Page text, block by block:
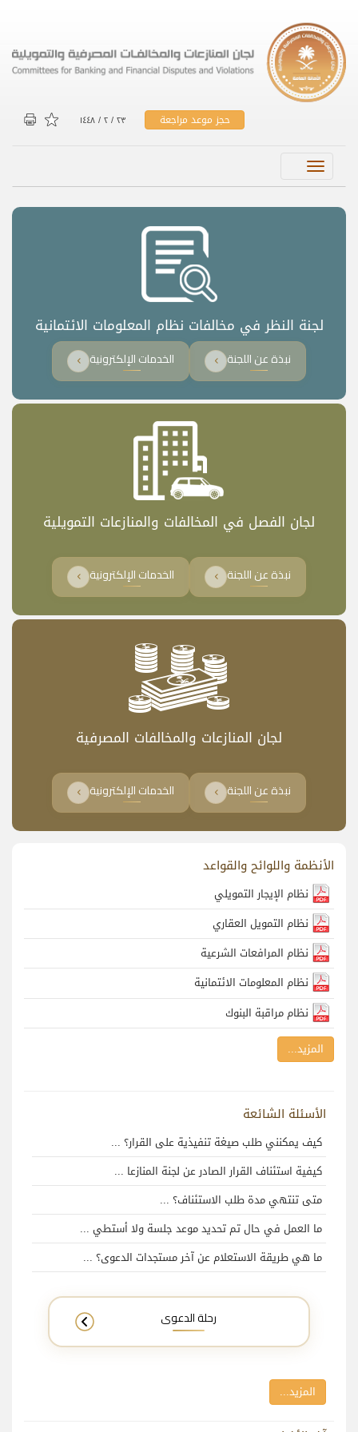
حجز موعد مراجعة ۲۳ / ۲ / ۱٤٤۸
Toggle
​لجنة النظر في مخالفات نظام المعلومات الائتمانية​
نبذة عن اللجنة الخدمات الإلكترونية
​لجان الفصل في المخالفات والمنازعات التمويلية​
نبذة عن اللجنة الخدمات الإلكترونية
​​لجان المنازعات والمخالفات المصرفية​
نبذة عن اللجنة الخدمات الإلكترونية
الأنظمة واللوائح والقواعد
نظام الإيجار التمويلي
نظام التمويل العقاري
نظام المرافعات الشرعية
نظام المعلومات الائتمانية
نظام مراقبة البنوك
المزيد...
الأسئلة الشائعة
كيف يمكنني طلب صيغة تنفيذية على القرار؟ ...
كيفية استئناف القرار الصادر عن لجنة المنازعا ...
متى تنتهي مدة طلب الاستئناف؟ ...
ما العمل في حال تم تحديد موعد جلسة ولا أستطي ...
ما هي طريقة الاستعلام عن آخر مستجدات الدعوى؟ ...
رحلة الدعوى
المزيد...